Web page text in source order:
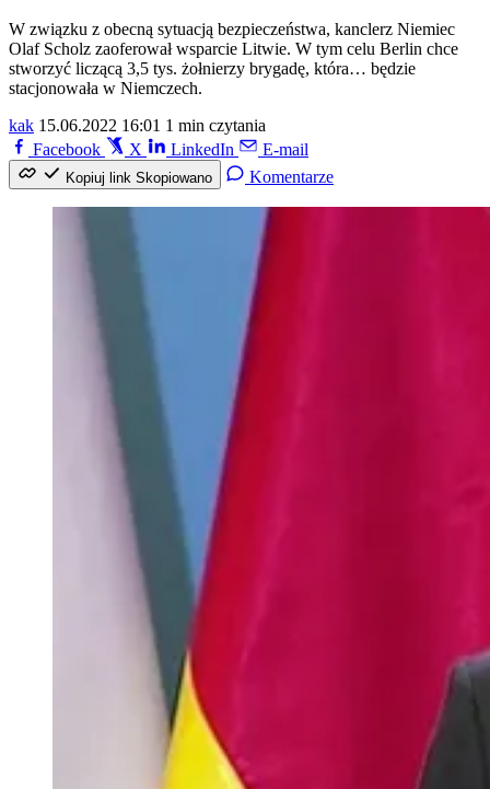
W związku z obecną sytuacją bezpieczeństwa, kanclerz Niemiec
Olaf Scholz zaoferował wsparcie Litwie. W tym celu Berlin chce
stworzyć liczącą 3,5 tys. żołnierzy brygadę, która… będzie
stacjonowała w Niemczech.
kak 15.06.2022 16:01 1 min czytania
Facebook
X LinkedIn E-mail
Kopiuj link Skopiowano Komentarze